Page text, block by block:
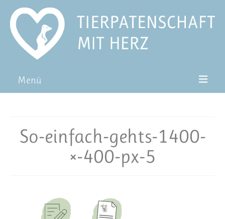
Menü
Pat*in werden
Patenschaft verschenken
So-einfach-gehts-1400-
×-400-px-5